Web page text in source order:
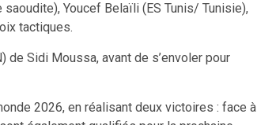
Youcef Belaïli (ES Tunis/ Tunisie),
tactiques.
de Sidi Moussa, avant de s’envoler pour
2026, en réalisant deux victoires : face à